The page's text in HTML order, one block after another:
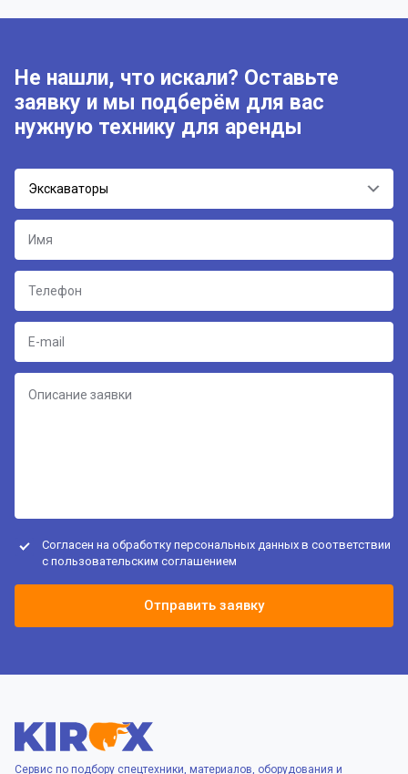
Не нашли, что искали? Оставьте
заявку и мы подберём для вас
нужную технику для аренды
Экскаваторы
Согласен на обработку персональных данных в соответствии
с пользовательским соглашением
Отправить заявку
Сервис по подбору спецтехники, материалов, оборудования и